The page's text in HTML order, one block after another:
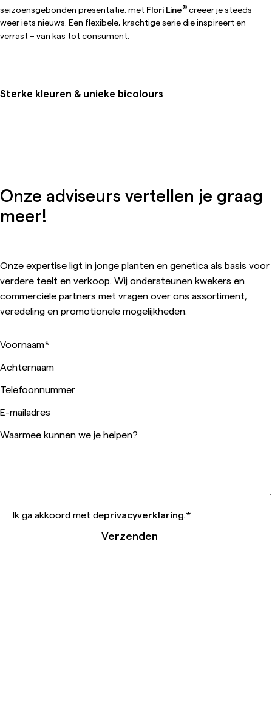
seizoensgebonden presentatie: met Flori Line® creëer je steeds
weer iets nieuws. Een flexibele, krachtige serie die inspireert en
verrast – van kas tot consument.
Sterke kleuren & unieke bicolours
Onze adviseurs vertellen je graag
meer!
Onze expertise ligt in jonge planten en genetica als basis voor
verdere teelt en verkoop. Wij ondersteunen kwekers en
commerciële partners met vragen over ons assortiment,
veredeling en promotionele mogelijkheden.
Voornaam*
Achternaam
Telefoonnummer
E-mailadres
Waarmee kunnen we je helpen?
Ik ga akkoord met deprivacyverklaring *
Verzenden